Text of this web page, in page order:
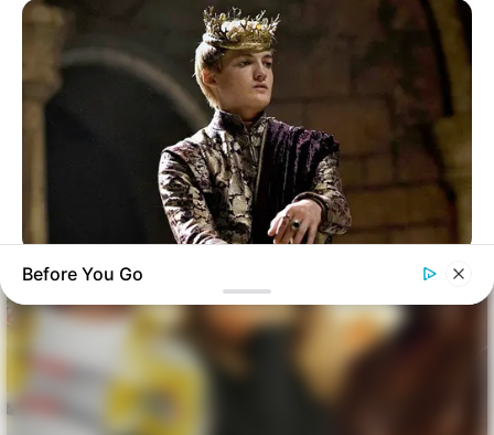
BRAINBERRIES
Where Are They Now? 9 Ex-Actors Found Unexpected Career
Paths
Before You Go